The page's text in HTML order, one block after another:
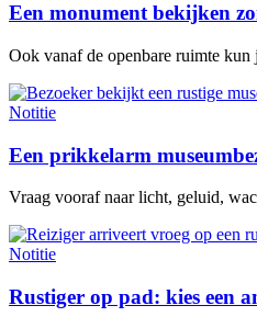
Een monument bekijken
Ook vanaf de openbare ruimte
Notitie
Een prikkelarm
Vraag vooraf naar licht, geluid,
Notitie
Rustiger op pad: kies een